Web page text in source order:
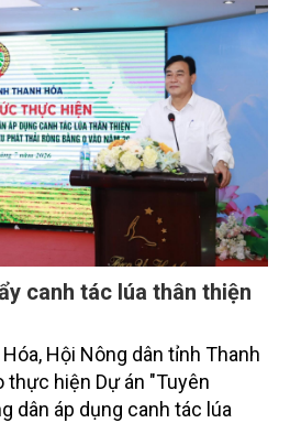
canh tác lúa thân thiện
Hội Nông dân tỉnh Thanh
hiện Dự án "Tuyên
dân áp dụng canh tác lúa